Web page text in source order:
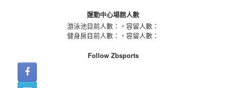
運動中心場館人數
游泳池目前人數：
，容留人數：
健身房目前人數：
，容留人數：
Follow Zbsports